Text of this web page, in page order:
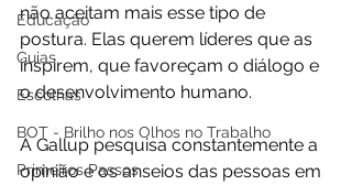
Educação
Guias
Escolhas
BOT - Brilho nos Olhos no Trabalho
Primeiros Passos
não aceitam mais esse tipo de
postura. Elas querem líderes que as
inspirem, que favoreçam o diálogo e
o desenvolvimento humano.
A Gallup pesquisa constantemente a
opinião e os anseios das pessoas em